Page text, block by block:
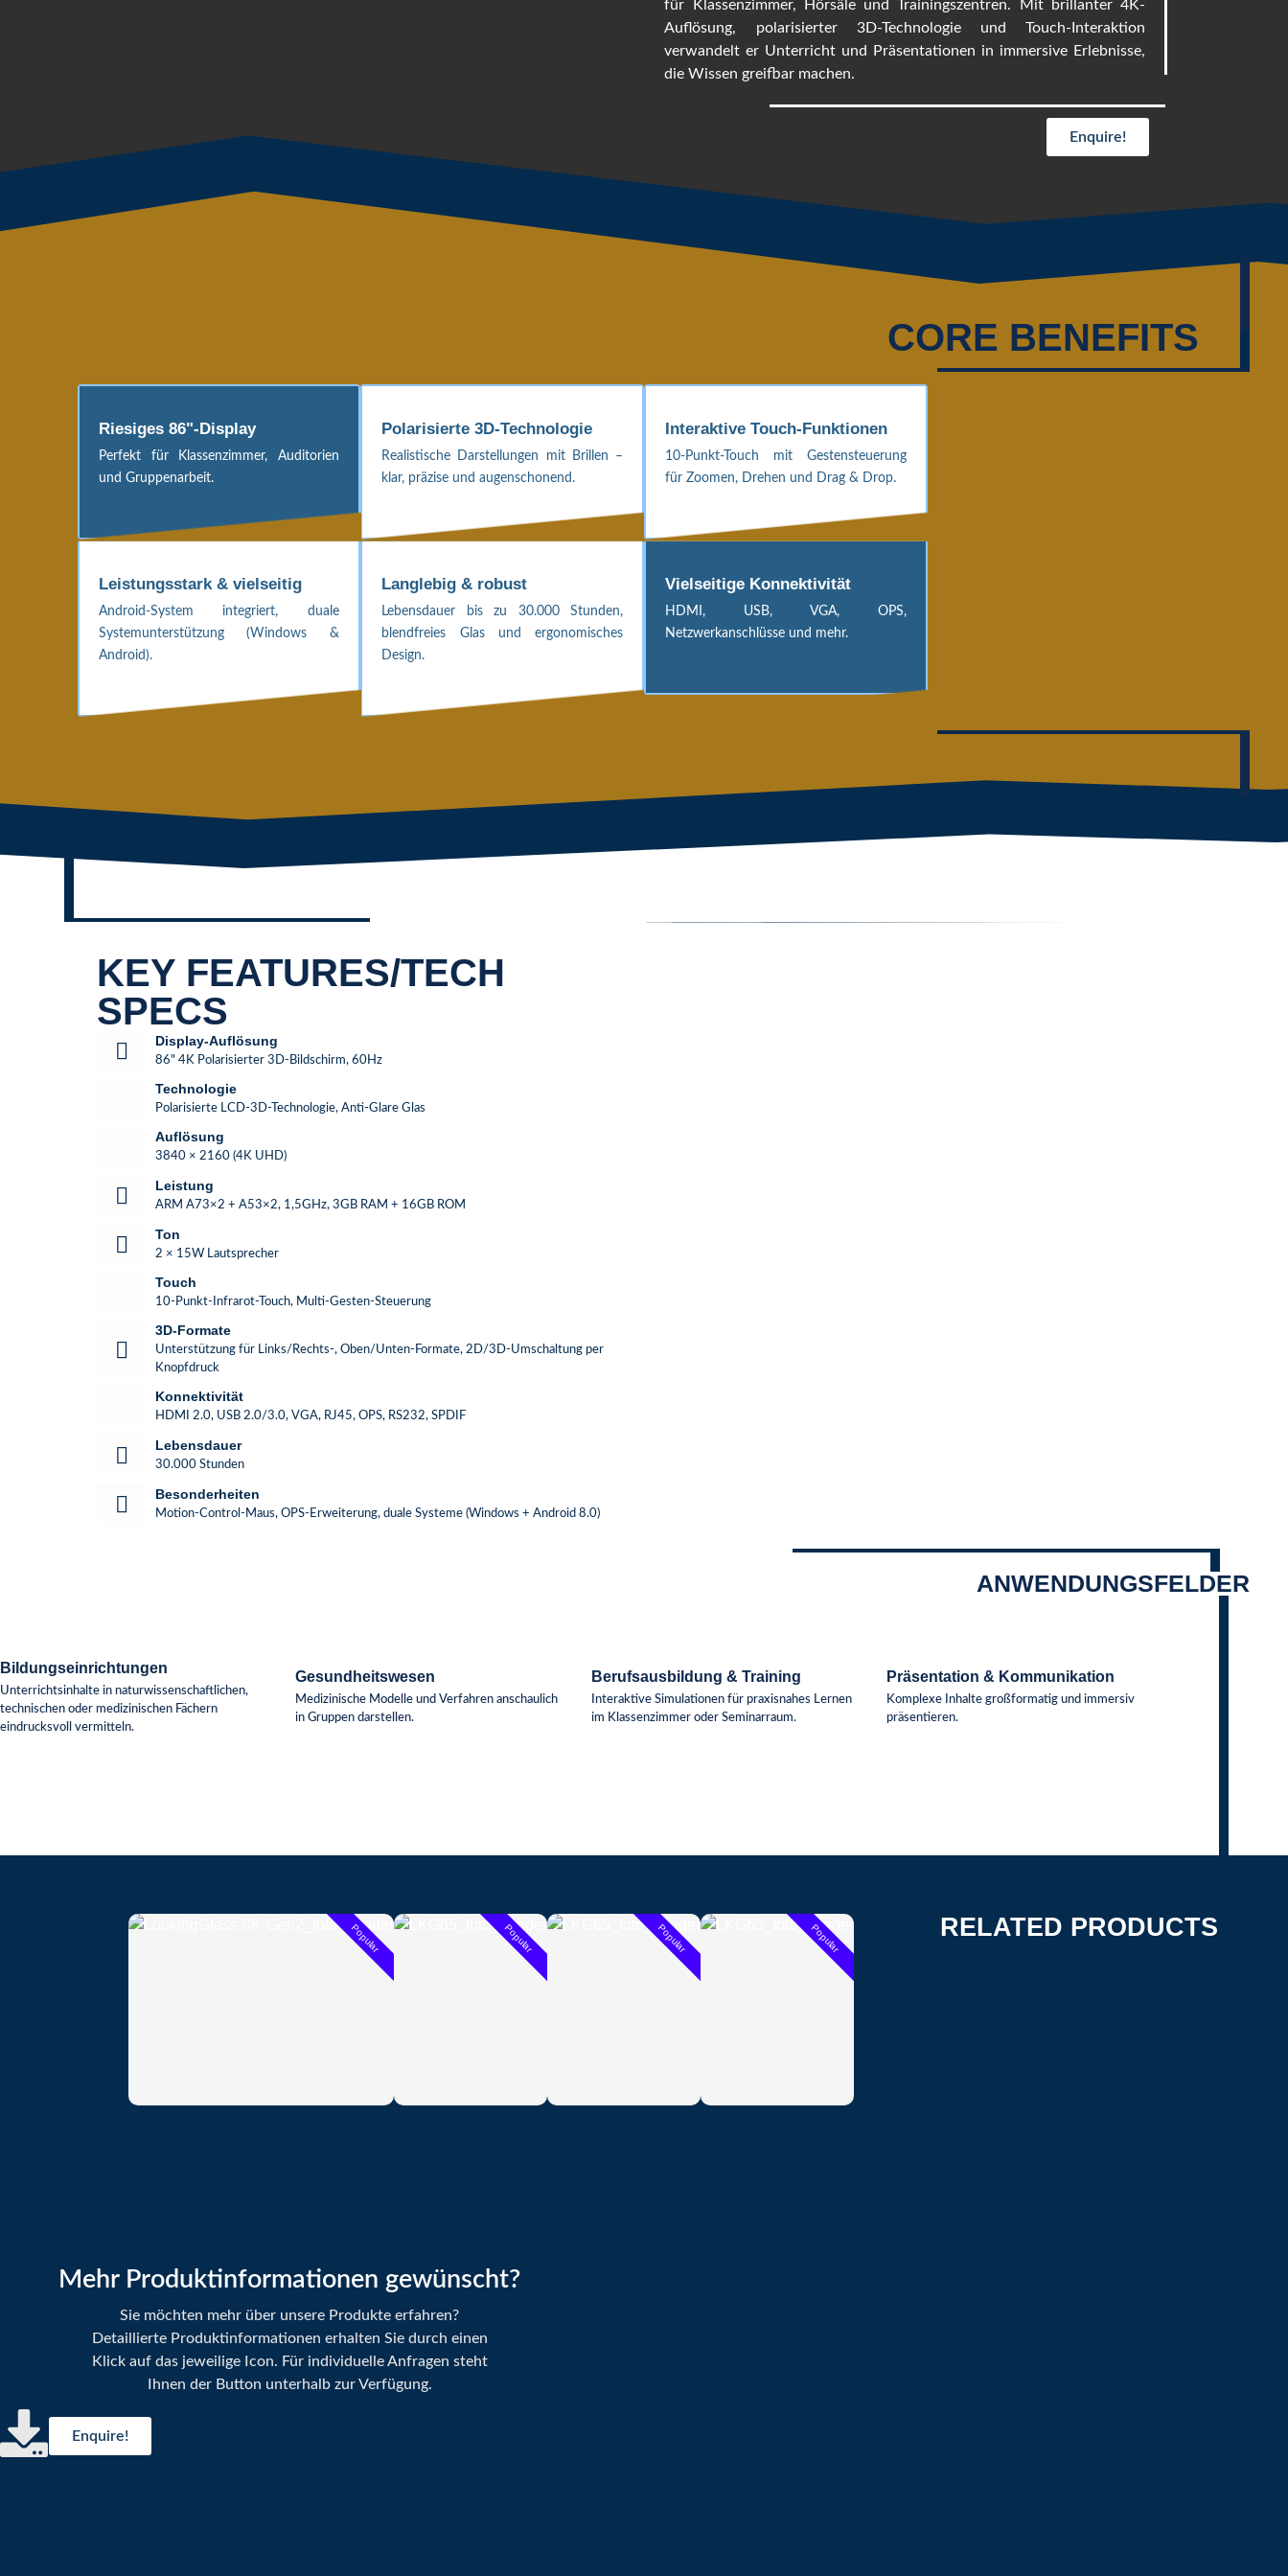
für Klassenzimmer, Hörsäle und Trainingszentren. Mit brillanter 4K-
Auflösung, polarisierter 3D-Technologie und Touch-Interaktion
verwandelt er Unterricht und Präsentationen in immersive Erlebnisse,
die Wissen greifbar machen.
Enquire!
CORE BENEFITS
Riesiges 86"-Display
Perfekt für Klassenzimmer, Auditorien
und Gruppenarbeit.
Polarisierte 3D-Technologie
Realistische Darstellungen mit Brillen –
klar, präzise und augenschonend.
Interaktive Touch-Funktionen
10-Punkt-Touch mit Gestensteuerung
für Zoomen, Drehen und Drag & Drop.
Leistungsstark & vielseitig
Android-System integriert, duale
Systemunterstützung (Windows &
Android).
Langlebig & robust
Lebensdauer bis zu 30.000 Stunden,
blendfreies Glas und ergonomisches
Design.
Vielseitige Konnektivität
HDMI, USB, VGA, OPS,
Netzwerkanschlüsse und mehr.
KEY FEATURES/TECH
SPECS
Display-Auflösung
86" 4K Polarisierter 3D-Bildschirm, 60Hz
Technologie
Polarisierte LCD-3D-Technologie, Anti-Glare Glas
Auflösung
3840 × 2160 (4K UHD)
Leistung
ARM A73×2 + A53×2, 1,5GHz, 3GB RAM + 16GB ROM
Ton
2 × 15W Lautsprecher
Touch
10-Punkt-Infrarot-Touch, Multi-Gesten-Steuerung
3D-Formate
Unterstützung für Links/Rechts-, Oben/Unten-Formate, 2D/3D-Umschaltung per
Knopfdruck
Konnektivität
HDMI 2.0, USB 2.0/3.0, VGA, RJ45, OPS, RS232, SPDIF
Lebensdauer
30.000 Stunden
Besonderheiten
Motion-Control-Maus, OPS-Erweiterung, duale Systeme (Windows + Android 8.0)
ANWENDUNGSFELDER
Bildungseinrichtungen
Unterrichtsinhalte in naturwissenschaftlichen,
technischen oder medizinischen Fächern
eindrucksvoll vermitteln.
Gesundheitswesen
Medizinische Modelle und Verfahren anschaulich
in Gruppen darstellen.
Berufsausbildung & Training
Interaktive Simulationen für praxisnahes Lernen
im Klassenzimmer oder Seminarraum.
Präsentation & Kommunikation
Komplexe Inhalte großformatig und immersiv
präsentieren.
Popular Popular Popular Popular RELATED PRODUCTS
Mehr Produktinformationen gewünscht?
Sie möchten mehr über unsere Produkte erfahren?
Detaillierte Produktinformationen erhalten Sie durch einen
Klick auf das jeweilige Icon. Für individuelle Anfragen steht
Ihnen der Button unterhalb zur Verfügung.
Enquire!